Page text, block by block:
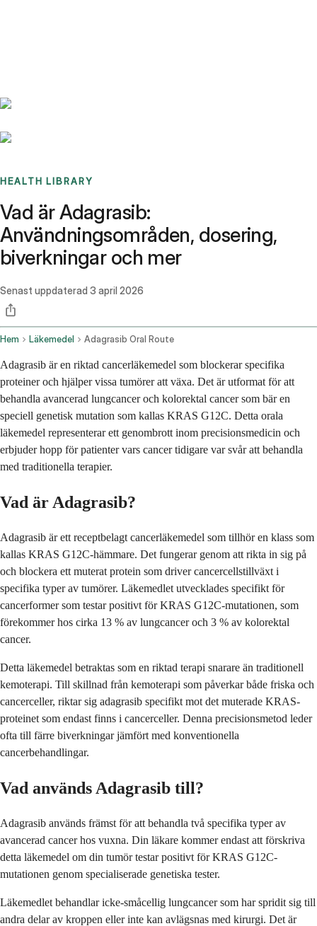
HEALTH LIBRARY
Vad är Adagrasib:
Användningsområden, dosering,
biverkningar och mer
Senast uppdaterad 3 april 2026
Hem Läkemedel Adagrasib Oral Route
Adagrasib är en riktad cancerläkemedel som blockerar specifika
proteiner och hjälper vissa tumörer att växa. Det är utformat för att
behandla avancerad lungcancer och kolorektal cancer som bär en
speciell genetisk mutation som kallas KRAS G12C. Detta orala
läkemedel representerar ett genombrott inom precisionsmedicin och
erbjuder hopp för patienter vars cancer tidigare var svår att behandla
med traditionella terapier.
Vad är Adagrasib?
Adagrasib är ett receptbelagt cancerläkemedel som tillhör en klass som
kallas KRAS G12C-hämmare. Det fungerar genom att rikta in sig på
och blockera ett muterat protein som driver cancercellstillväxt i
specifika typer av tumörer. Läkemedlet utvecklades specifikt för
cancerformer som testar positivt för KRAS G12C-mutationen, som
förekommer hos cirka 13 % av lungcancer och 3 % av kolorektal
cancer.
Detta läkemedel betraktas som en riktad terapi snarare än traditionell
kemoterapi. Till skillnad från kemoterapi som påverkar både friska och
cancerceller, riktar sig adagrasib specifikt mot det muterade KRAS-
proteinet som endast finns i cancerceller. Denna precisionsmetod leder
ofta till färre biverkningar jämfört med konventionella
cancerbehandlingar.
Vad används Adagrasib till?
Adagrasib används främst för att behandla två specifika typer av
avancerad cancer hos vuxna. Din läkare kommer endast att förskriva
detta läkemedel om din tumör testar positivt för KRAS G12C-
mutationen genom specialiserade genetiska tester.
Läkemedlet behandlar icke-småcellig lungcancer som har spridit sig till
andra delar av kroppen eller inte kan avlägsnas med kirurgi. Det är